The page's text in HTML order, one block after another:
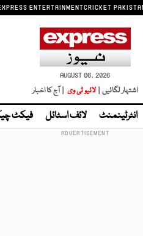
ENTERTAINMENTCRICKET
AUGUST 06, 2026
اشتہار لگائیں | لائیو ٹی وی | آج کا اخبار
انٹرٹینمنٹ لائف اسٹائل فیکٹ